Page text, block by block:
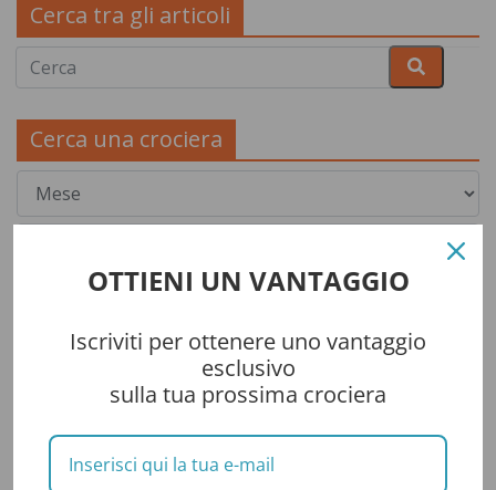
Cerca tra gli articoli
Cerca una crociera
OTTIENI UN VANTAGGIO
Iscriviti per ottenere uno vantaggio
esclusivo
sulla tua prossima crociera